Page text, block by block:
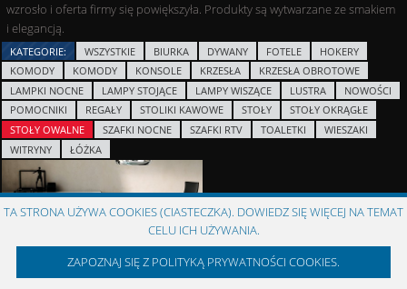
wzrosło i oferta firmy się powiększyła. Produkty są wytwarzane ze smakiem
i elegancją.
KATEGORIE: WSZYSTKIE BIURKA DYWANY FOTELE
HOKERY
KOMODY
KOMODY KONSOLE KRZESŁA
KRZESŁA OBROTOWE
LAMPKI NOCNE
LAMPY STOJĄCE LAMPY WISZĄCE LUSTRA
NOWOŚCI
POMOCNIKI
REGAŁY STOLIKI KAWOWE STOŁY
STOŁY OKRĄGŁE
STOŁY OWALNE
SZAFKI NOCNE SZAFKI RTV TOALETKI
WIESZAKI
WITRYNY
ŁÓŻKA
VALENTINO
TA STRONA UŻYWA COOKIES (CIASTECZKA). DOWIEDZ SIĘ WIĘCEJ NA TEMAT
CELU ICH UŻYWANIA.
ZAPOZNAJ SIĘ Z POLITYKĄ PRYWATNOŚCI COOKIES.